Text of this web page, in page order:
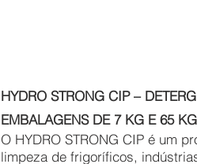
HYDRO STRONG CIP –
EMBALAGENS DE 7 KG E 65 KG
O HYDRO STRONG CIP é um
limpeza de frigoríficos,